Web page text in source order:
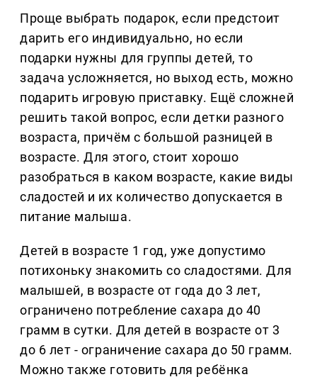
Проще выбрать подарок, если предстоит
дарить его индивидуально, но если
подарки нужны для группы детей, то
задача усложняется, но выход есть, можно
подарить игровую приставку. Ещё сложней
решить такой вопрос, если детки разного
возраста, причём с большой разницей в
возрасте. Для этого, стоит хорошо
разобраться в каком возрасте, какие виды
сладостей и их количество допускается в
питание малыша.
Детей в возрасте 1 год, уже допустимо
потихоньку знакомить со сладостями. Для
малышей, в возрасте от года до 3 лет,
ограничено потребление сахара до 40
грамм в сутки. Для детей в возрасте от 3
до 6 лет - ограничение сахара до 50 грамм.
Можно также готовить для ребёнка